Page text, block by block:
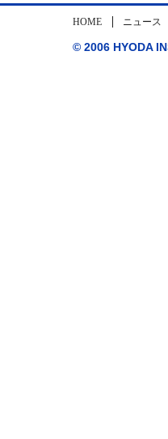
HOME ニュース
© 2006 HYODA